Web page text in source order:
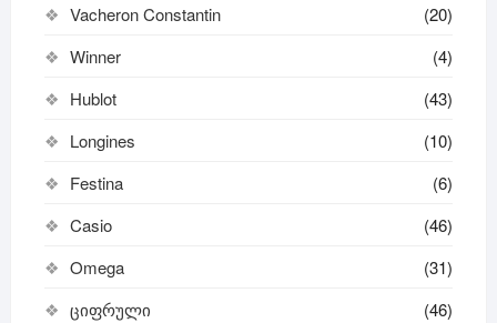
Vacheron Constantin
(20)
Winner
(4)
Hublot
(43)
Longines
(10)
Festina
(6)
Casio
(46)
Omega
(31)
ციფრული
(46)